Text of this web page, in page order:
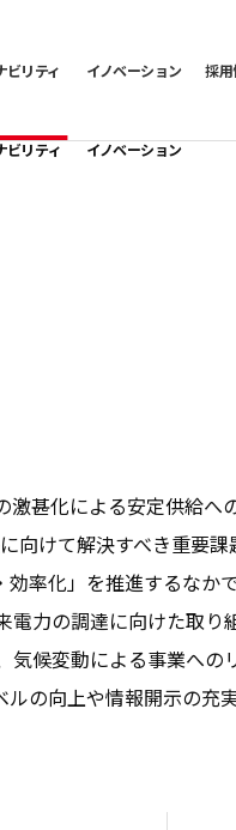
ビリティ
ビリティ
イノベーション
イノベーション
採
甚化による安定供給
向けて解決すべき重要
率化」を推進するなか
力の調達に向けた取り
候変動による事業へ
の向上や情報開示の充